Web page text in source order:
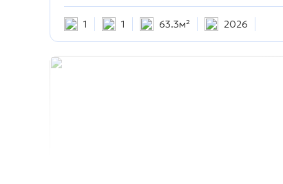
1 1 63.3м² 2026